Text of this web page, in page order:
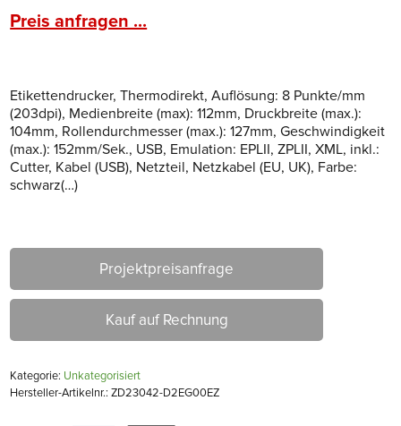
Preis anfragen ...
Etikettendrucker, Thermodirekt, Auflösung: 8 Punkte/mm
(203dpi), Medienbreite (max): 112mm, Druckbreite (max.):
104mm, Rollendurchmesser (max.): 127mm, Geschwindigkeit
(max.): 152mm/Sek., USB, Emulation: EPLII, ZPLII, XML, inkl.:
Cutter, Kabel (USB), Netzteil, Netzkabel (EU, UK), Farbe:
schwarz(…)
Projektpreisanfrage
Kauf auf Rechnung
Kategorie: Unkategorisiert
Hersteller-Artikelnr.: ZD23042-D2EG00EZ